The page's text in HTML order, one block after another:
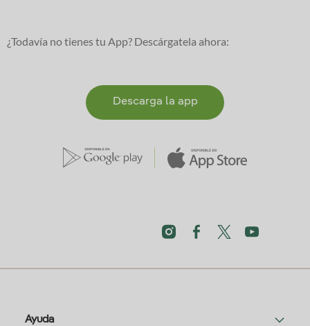
¿Todavía no tienes tu App? Descárgatela ahora:
Descarga la app
Ayuda